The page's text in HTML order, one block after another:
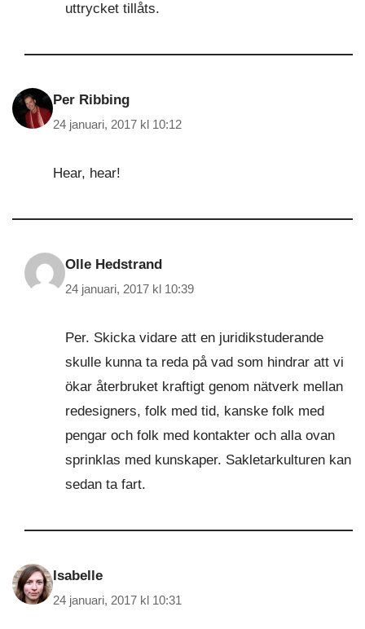
uttrycket tillåts.
Per Ribbing
24 januari, 2017 kl 10:12
Hear, hear!
Olle Hedstrand
24 januari, 2017 kl 10:39
Per. Skicka vidare att en juridikstuderande
skulle kunna ta reda på vad som hindrar att vi
ökar återbruket kraftigt genom nätverk mellan
redesigners, folk med tid, kanske folk med
pengar och folk med kontakter och alla ovan
sprinklas med kunskaper. Sakletarkulturen kan
sedan ta fart.
Isabelle
24 januari, 2017 kl 10:31